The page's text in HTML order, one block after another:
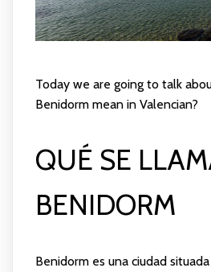
Today we are going to talk
Benidorm mean in Valencian?
QUÉ SE
BENIDORM
Benidorm es una ciudad